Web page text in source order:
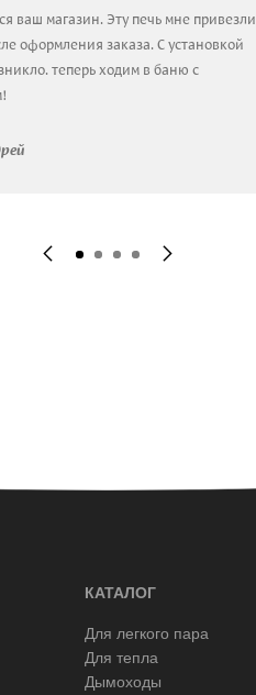
ваш магазин. Эту печь мне привезли
оформления заказа. С установкой
теперь ходим в баню с
КАТАЛОГ
Для легкого пара
Для тепла
Дымоходы